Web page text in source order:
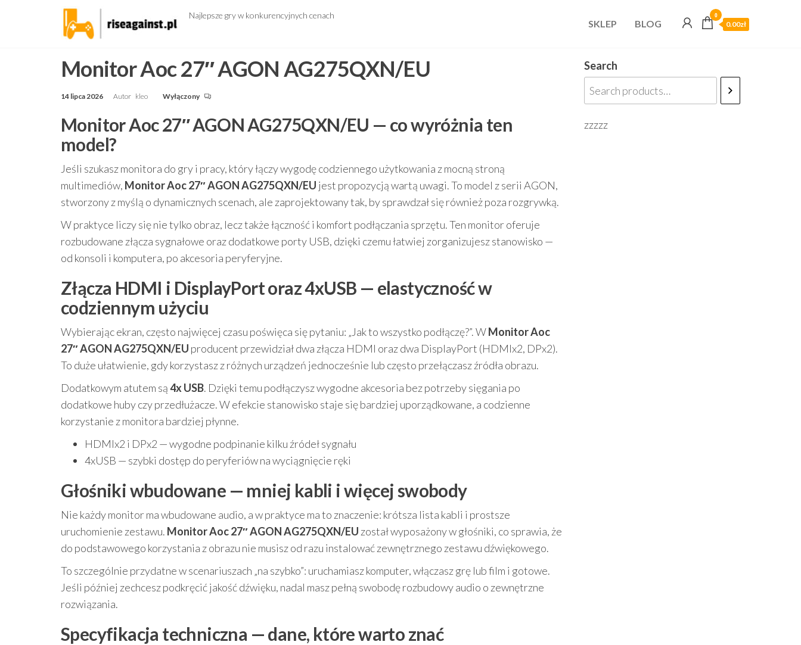
Najlepsze gry w konkurencyjnych cenach
SKLEP BLOG
0
0.00zł
Monitor Aoc 27″ AGON AG275QXN/EU
14 lipca 2026 Autor kleo Wyłączony
Monitor Aoc 27″ AGON AG275QXN/EU — co wyróżnia ten
model?
Jeśli szukasz monitora do gry i pracy, który łączy wygodę codziennego użytkowania z mocną stroną
multimediów, Monitor Aoc 27″ AGON AG275QXN/EU jest propozycją wartą uwagi. To model z serii AGON,
stworzony z myślą o dynamicznych scenach, ale zaprojektowany tak, by sprawdzał się również poza rozgrywką.
W praktyce liczy się nie tylko obraz, lecz także łączność i komfort podłączania sprzętu. Ten monitor oferuje
rozbudowane złącza sygnałowe oraz dodatkowe porty USB, dzięki czemu łatwiej zorganizujesz stanowisko —
od konsoli i komputera, po akcesoria peryferyjne.
Złącza HDMI i DisplayPort oraz 4xUSB — elastyczność w
codziennym użyciu
Wybierając ekran, często najwięcej czasu poświęca się pytaniu: „Jak to wszystko podłączę?”. WMonitor Aoc
27″ AGON AG275QXN/EU producent przewidział dwa złącza HDMI oraz dwa DisplayPort (HDMIx2, DPx2).
To duże ułatwienie, gdy korzystasz z różnych urządzeń jednocześnie lub często przełączasz źródła obrazu.
Dodatkowym atutem są4x USB. Dzięki temu podłączysz wygodne akcesoria bez potrzeby sięgania po
dodatkowe huby czy przedłużacze. W efekcie stanowisko staje się bardziej uporządkowane, a codzienne
korzystanie z monitora bardziej płynne.
HDMIx2 i DPx2 — wygodne podpinanie kilku źródeł sygnału
4xUSB — szybki dostęp do peryferiów na wyciągnięcie ręki
Głośniki wbudowane — mniej kabli i więcej swobody
Nie każdy monitor ma wbudowane audio, a w praktyce ma to znaczenie: krótsza lista kabli i prostsze
uruchomienie zestawu. Monitor Aoc 27″ AGON AG275QXN/EU został wyposażony w głośniki, co sprawia, że
do podstawowego korzystania z obrazu nie musisz od razu instalować zewnętrznego zestawu dźwiękowego.
To szczególnie przydatne w scenariuszach „na szybko”: uruchamiasz komputer, włączasz grę lub film i gotowe.
Jeśli później zechcesz podkręcić jakość dźwięku, nadal masz pełną swobodę rozbudowy audio o zewnętrzne
rozwiązania.
Specyfikacja techniczna — dane, które warto znać
Search
zzzzz